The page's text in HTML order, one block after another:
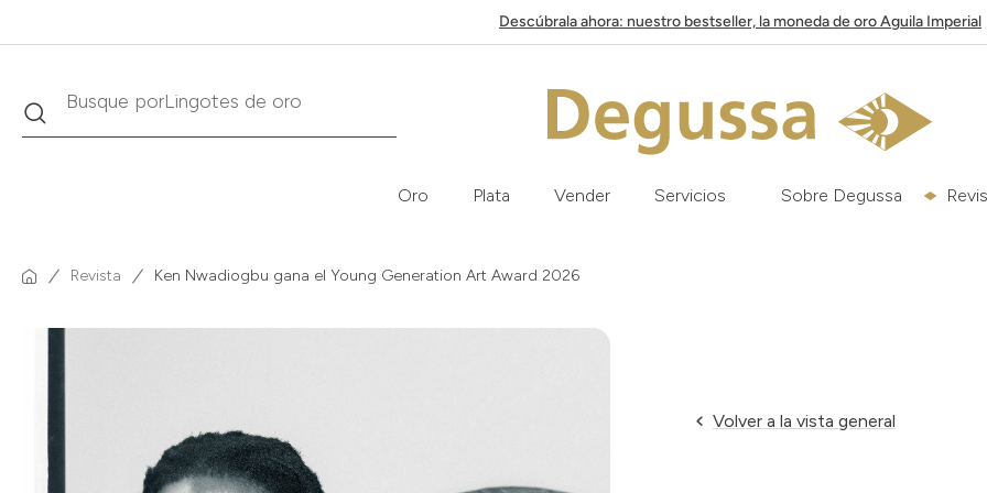
Descúbrala ahora: nuestro bestseller, la moneda de oro Aguila Imperial
BuscarBusque porKrugerrand
Oro Plata Vender Servicios Sobre Degussa
Revista Ken Nwadiogbu gana el Young Generation Art Award 2026
Volver a la vista general